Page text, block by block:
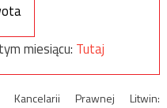
miesiącu: Tutaj
Prawnej Litwin: